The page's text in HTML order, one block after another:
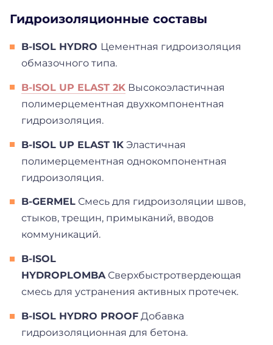
Гидроизоляционные составы
B-ISOL HYDRO Цементная гидроизоляция
обмазочного типа.
B-ISOL UP ELAST 2K Высокоэластичная
полимерцементная двухкомпонентная
гидроизоляция.
B-ISOL UP ELAST 1K Эластичная
полимерцементная однокомпонентная
гидроизоляция.
B-GERMEL Смесь для гидроизоляции швов,
стыков, трещин, примыканий, вводов
коммуникаций.
B-ISOL
HYDROPLOMBAСверхбыстротвердеющая
смесь для устранения активных протечек.
B-ISOL HYDRO PROOF Добавка
гидроизоляционная для бетона.